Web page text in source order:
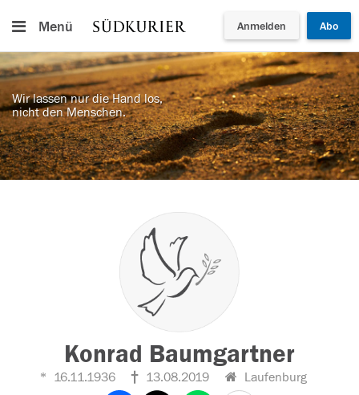
Menü Anmelden Abo
Wir lassen nur die Hand los,
nicht den Menschen.
Konrad Baumgartner
16.11.1936 13.08.2019 Laufenburg